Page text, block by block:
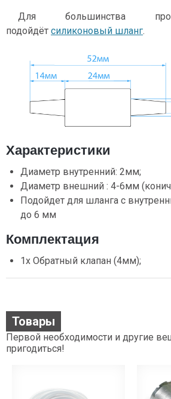
Для большинства
подойдёт силиконовый шланг.
Характеристики
Диаметр внутренний: 2мм;
Диаметр внешний : 4-6мм
Подойдет для шланга с
до 6 мм
Комплектация
1х Обратный клапан (4мм);
Товары
Первой необходимости и другие
пригодиться!